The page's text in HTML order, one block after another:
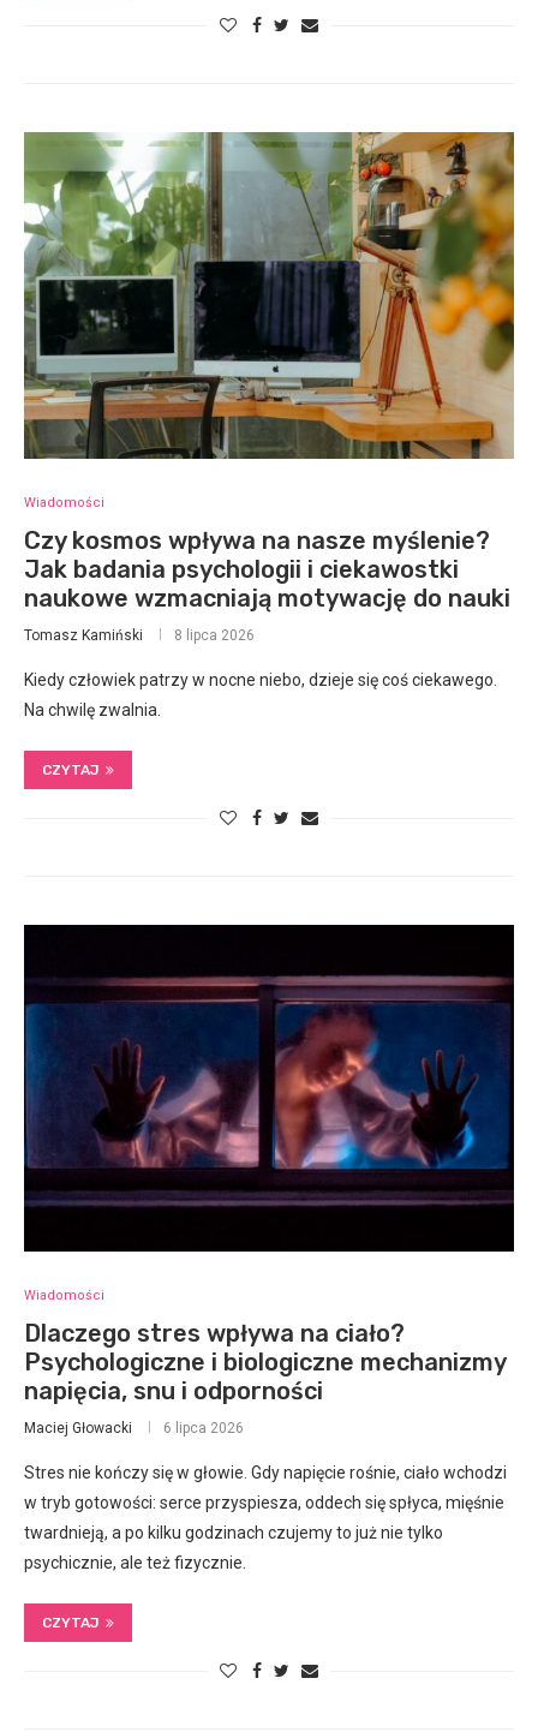
Wiadomości
Czy kosmos wpływa na nasze myślenie?
Jak badania psychologii i ciekawostki
naukowe wzmacniają motywację do nauki
Tomasz Kamiński 8 lipca 2026
Kiedy człowiek patrzy w nocne niebo, dzieje się coś ciekawego.
Na chwilę zwalnia.
CZYTAJ
Wiadomości
Dlaczego stres wpływa na ciało?
Psychologiczne i biologiczne mechanizmy
napięcia, snu i odporności
Maciej Głowacki 6 lipca 2026
Stres nie kończy się w głowie. Gdy napięcie rośnie, ciało wchodzi
w tryb gotowości: serce przyspiesza, oddech się spłyca, mięśnie
twardnieją, a po kilku godzinach czujemy to już nie tylko
psychicznie, ale też fizycznie.
CZYTAJ